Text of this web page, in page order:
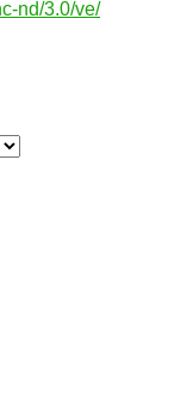
nd/3.0/ve/